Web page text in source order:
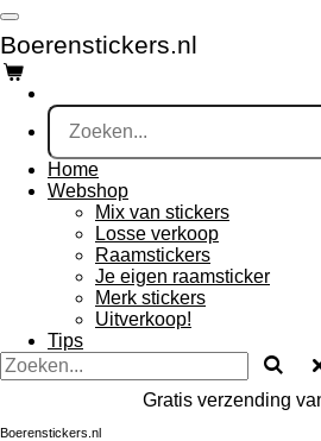
Ga
direct
naar
de
hoofdinhoud
Boerenstickers.nl
Home
Webshop
Mix van stickers
Losse verkoop
Raamstickers
Je eigen raamsticker
Merk stickers
Uitverkoop!
Tips
Gratis verzending
Boerenstickers.nl